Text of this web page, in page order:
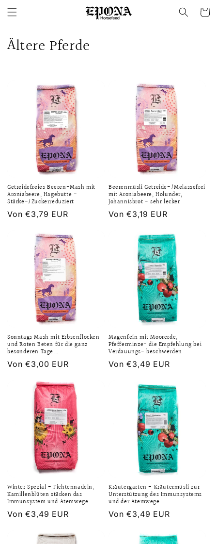
zum
Inhalt
K
i
e
:
Ältere Pferde
Getreidefreies Beeren-Mash mit
Aroniabeere, Hagebutte -
Stärke-/Zuckerreduziert
Normaler
Von €3,79 EUR
Beerenmüsli Getreide-/Melassefrei
mit Aroniabeere, Holunder,
Johannisbrot - sehr lecker
Normaler
Von €3,19 EUR
Sonntags Mash mit Erbsenflocken
und Roten Beten für die ganz
besonderen Tage...
Normaler
Von €3,00 EUR
Magenfein mit Moorerde,
Pfefferminze- die Empfehlung bei
Verdauungs- beschwerden
Normaler
Von €3,49 EUR
Winter Spezial - Fichtennadeln,
Kamillenblüten stärken das
Immunsystem und Atemwege
Normaler
Von €3,49 EUR
Kräutergarten - Kräutermüsli zur
Unterstützung des Immunsystems
und der Atemwege
Normaler
Von €3,49 EUR